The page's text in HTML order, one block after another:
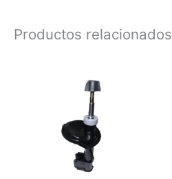
Productos relacionados